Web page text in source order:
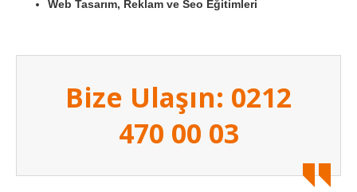
Web Tasarım, Reklam ve Seo Eğitimleri
Bize Ulaşın: 0212
470 00 03